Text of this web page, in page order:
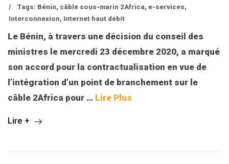
/
Tags: Bénin, câble sous-marin 2Africa, e-services,
Interconnexion, Internet haut débit
Le Bénin, à travers une décision du conseil des
ministres le mercredi 23 décembre 2020, a marqué
son accord pour la contractualisation en vue de
l’intégration d’un point de branchement sur le
câble 2Africa pour … Lire Plus
Lire +